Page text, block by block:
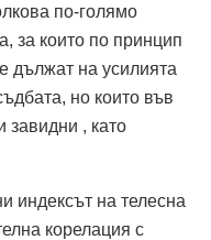
по-голямо
за които по принцип
дължат на усилията
но които във
завидни , като
индексът на телесна
корелация с